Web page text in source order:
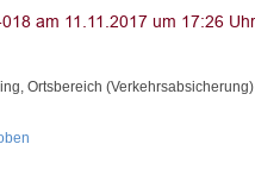
Ortsbereich (Verkehrsabsicherung)